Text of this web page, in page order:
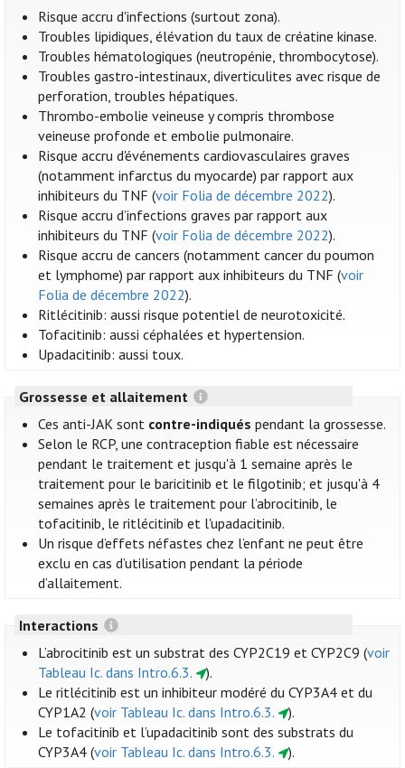
Risque accru d'infections (surtout zona).
Troubles lipidiques, élévation du taux de créatine kinase.
Troubles hématologiques (neutropénie, thrombocytose).
Troubles gastro-intestinaux, diverticulites avec risque de
perforation, troubles hépatiques.
Thrombo-embolie veineuse y compris thrombose
veineuse profonde et embolie pulmonaire.
Risque accru d'événements cardiovasculaires graves
(notamment infarctus du myocarde) par rapport aux
inhibiteurs du TNF (voir Folia de décembre 2022).
Risque accru d’infections graves par rapport aux
inhibiteurs du TNF (voir Folia de décembre 2022).
Risque accru de cancers (notamment cancer du poumon
et lymphome) par rapport aux inhibiteurs du TNF (voir
Folia de décembre 2022).
Ritlécitinib: aussi risque potentiel de neurotoxicité.
Tofacitinib: aussi céphalées et hypertension.
Upadacitinib: aussi toux.
Grossesse et allaitement
Ces anti-JAK sont contre-indiqués pendant la grossesse.
Selon le RCP, une contraception fiable est nécessaire
pendant le traitement et jusqu'à 1 semaine après le
traitement pour le baricitinib et le filgotinib; et jusqu'à 4
semaines après le traitement pour l’abrocitinib, le
tofacitinib, le ritlécitinib et l'upadacitinib.
Un risque d’effets néfastes chez l’enfant ne peut être
exclu en cas d’utilisation pendant la période
d’allaitement.
Interactions
L’abrocitinib est un substrat des CYP2C19 et CYP2C9 (voir
Tableau Ic. dans Intro.6.3.
).
Le ritlécitinib est un inhibiteur modéré du CYP3A4 et du
CYP1A2 (voir Tableau Ic. dans Intro.6.3.
).
Le tofacitinib et l’upadacitinib sont des substrats du
CYP3A4 (voir Tableau Ic. dans Intro.6.3. ).